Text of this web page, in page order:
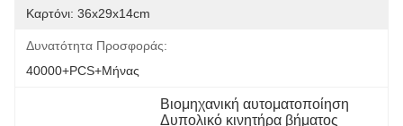
Καρτόνι: 36x29x14cm
Δυνατότητα Προσφοράς:
40000+PCS+μήνας
Βιομηχανική αυτοματοποίηση
Δυπολικό κινητήρα βήματος